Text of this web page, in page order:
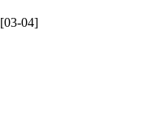
[03-04]